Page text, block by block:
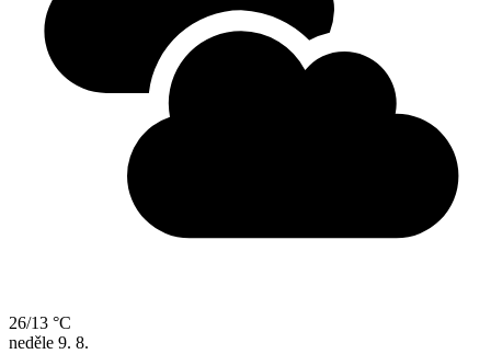
26/13 °C
neděle 9. 8.